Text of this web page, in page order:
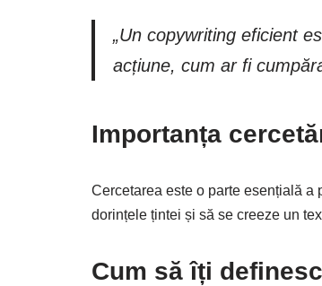
„Un copywriting eficient
acțiune, cum ar fi
Importanța
Cercetarea este o parte esențială
dorințele țintei și să se creeze un
Cum să îți